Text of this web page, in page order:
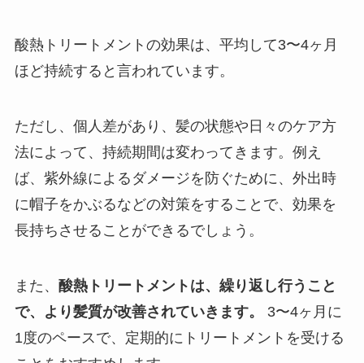
酸熱トリートメントの効果は、平均して3〜4ヶ月
ほど持続すると言われています。
ただし、個人差があり、髪の状態や日々のケア方
法によって、持続期間は変わってきます。例え
ば、紫外線によるダメージを防ぐために、外出時
に帽子をかぶるなどの対策をすることで、効果を
長持ちさせることができるでしょう。
また、 酸熱トリートメントは、繰り返し行うこと
で、より髪質が改善されていきます。
3〜4ヶ月に
1度のペースで、定期的にトリートメントを受ける